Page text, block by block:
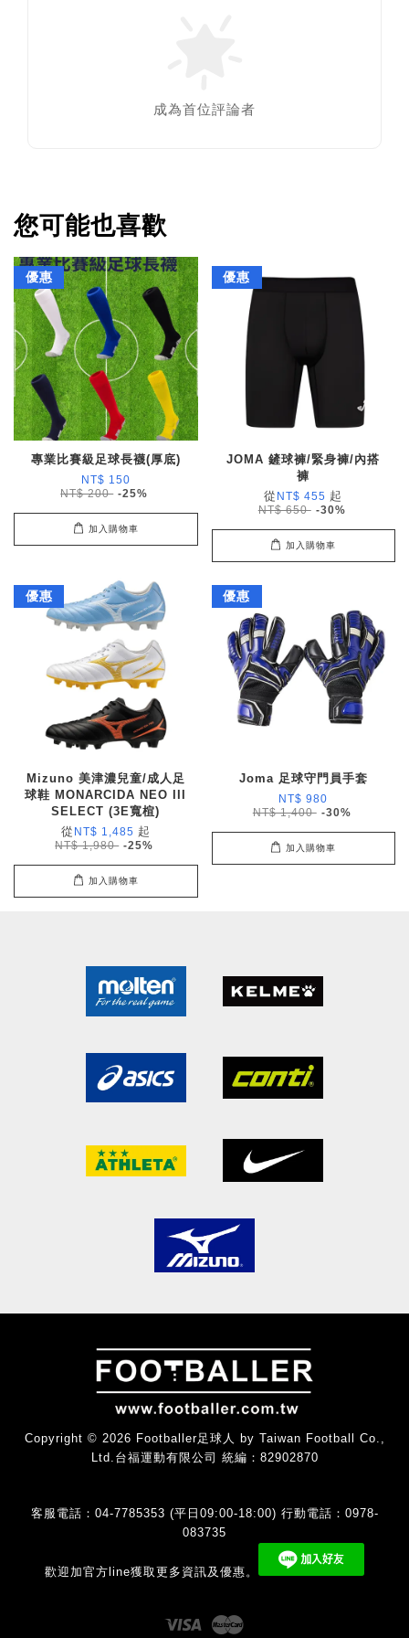
成為首位評論者
您可能也喜歡
優惠
專業比賽級足球長襪(厚底)
NT$ 150
NT$ 200 -25%
加入購物車
優惠
JOMA 鏟球褲/緊身褲/內搭
褲
從 NT$ 455 起
NT$ 650 -30%
加入購物車
優惠
Mizuno 美津濃兒童/成人足
球鞋 MONARCIDA NEO III
SELECT (3E寬楦)
從 NT$ 1,485 起
NT$ 1,980 -25%
加入購物車
優惠
Joma 足球守門員手套
NT$ 980
NT$ 1,400 -30%
加入購物車
Copyright © 2026 Footballer足球人 by Taiwan Football Co.,
Ltd.台福運動有限公司 統編：82902870
客服電話：04-7785353 (平日09:00-18:00) 行動電話：0978-
083735
歡迎加官方line獲取更多資訊及優惠。
Visa